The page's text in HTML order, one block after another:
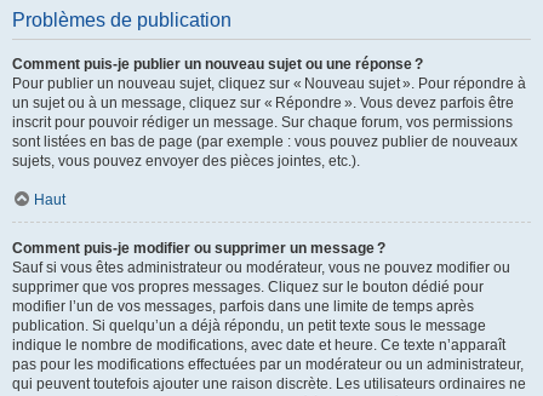
Problèmes de publication
Comment puis-je publier un nouveau sujet ou une réponse ?
Pour publier un nouveau sujet, cliquez sur « Nouveau sujet ». Pour répondre à
un sujet ou à un message, cliquez sur « Répondre ». Vous devez parfois être
inscrit pour pouvoir rédiger un message. Sur chaque forum, vos permissions
sont listées en bas de page (par exemple : vous pouvez publier de nouveaux
sujets, vous pouvez envoyer des pièces jointes, etc.).
Haut
Comment puis-je modifier ou supprimer un message ?
Sauf si vous êtes administrateur ou modérateur, vous ne pouvez modifier ou
supprimer que vos propres messages. Cliquez sur le bouton dédié pour
modifier l’un de vos messages, parfois dans une limite de temps après
publication. Si quelqu’un a déjà répondu, un petit texte sous le message
indique le nombre de modifications, avec date et heure. Ce texte n’apparaît
pas pour les modifications effectuées par un modérateur ou un administrateur,
qui peuvent toutefois ajouter une raison discrète. Les utilisateurs ordinaires ne